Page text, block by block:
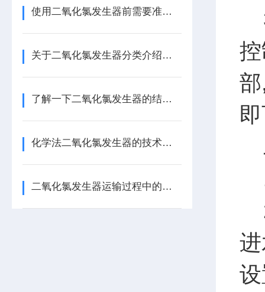
使用二氧化氯发生器前需要准备些什么？
关于二氧化氯发生器分类介绍，还不快来看看
了解一下二氧化氯发生器的结构功能及原理
化学法二氧化氯发生器的技术要求
二氧化氯发生器运输过程中的注意事项